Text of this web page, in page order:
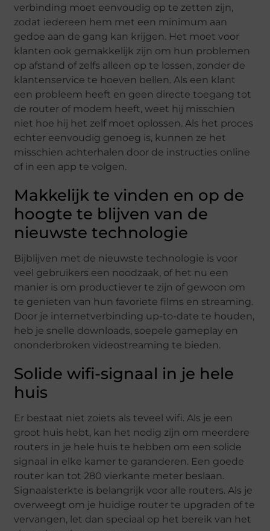
verbinding moet eenvoudig op te zetten zijn,
zodat iedereen hem met een minimum aan
gedoe aan de gang kan krijgen. Het moet voor
klanten ook gemakkelijk zijn om hun problemen
op afstand of zelfs alleen op te lossen, zonder de
klantenservice te hoeven bellen. Als een klant
een probleem heeft en geen directe toegang tot
de router of modem heeft, weet hij misschien
niet hoe hij het zelf moet oplossen. Als het proces
echter eenvoudig genoeg is, kunnen ze het
misschien achterhalen door de instructies online
of in een app te volgen.
Makkelijk te vinden en op de
hoogte te blijven van de
nieuwste technologie
Bijblijven met de nieuwste technologie is voor
veel gebruikers een noodzaak, of het nu een
manier is om productiever te zijn of gewoon om
te genieten van hun favoriete films en streaming.
Door je internetverbinding up-to-date te houden,
heb je snelle downloads, soepele gameplay en
ononderbroken videostreaming te bieden.
Solide wifi-signaal in je hele
huis
Er bestaat niet zoiets als teveel wifi. Als je een
groot huis hebt, kan het nodig zijn om meerdere
routers in je hele huis te hebben om een ​​solide
signaal in elke kamer te garanderen. Een goede
router kan tot 280 vierkante meter beslaan.
Signaalsterkte is belangrijk voor alle routers. Als je
overweegt om je huidige router te upgraden of te
vervangen, let dan speciaal op het bereik van het